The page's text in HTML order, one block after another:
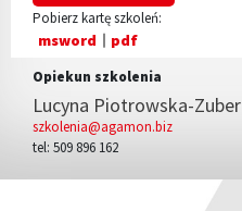
Pobierz kartę szkoleń:
msword pdf
Opiekun szkolenia
Lucyna Piotrowska-Zuber
szkolenia@agamon.biz
tel: 509 896 162